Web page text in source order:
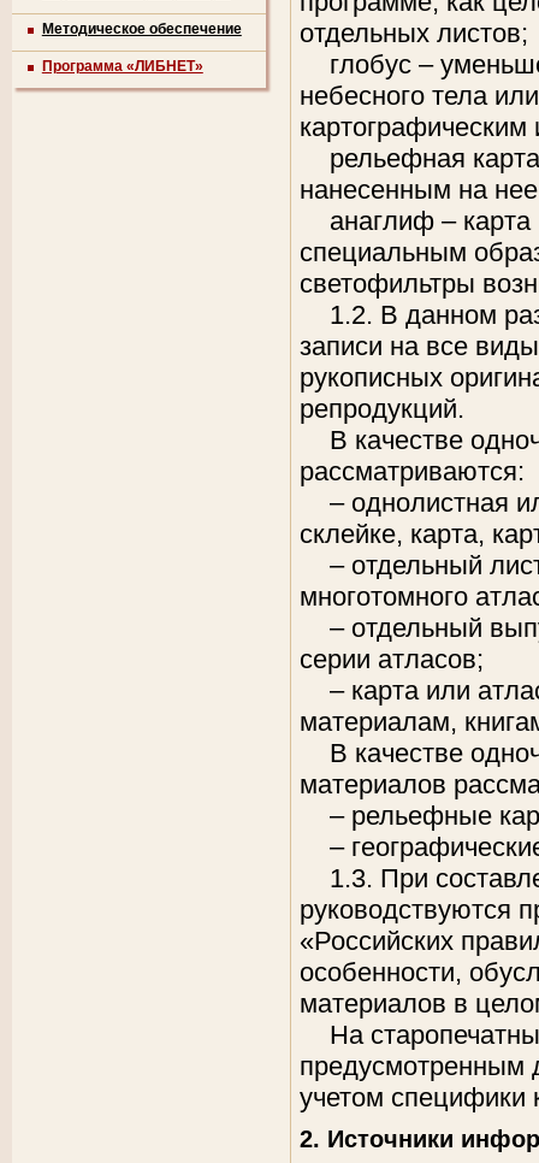
Методическое обеспечение
Программа «ЛИБНЕТ»
отдельных листов;
глобус –
небесного тела
рельефная
нанесенным на
анаглиф –
специальным
светофильтры
1.2. В данном
записи на все
рукописных
репродукций.
В качестве
рассматриваются:
– однолистная
склейке, карта,
– отдельный
многотомного
– отдельный
серии атласов;
– карта или
материалам,
В качестве
материалов
– рельефные
–
1.3. При
руководствуются
«Российских
особенности,
материалов в
На
предусмотренным
учетом специфики
2. Источники